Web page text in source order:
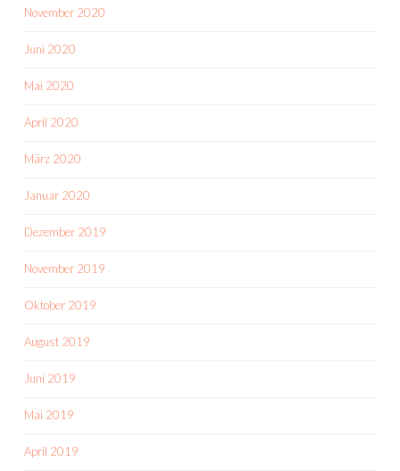
November 2020
Juni 2020
Mai 2020
April 2020
März 2020
Januar 2020
Dezember 2019
November 2019
Oktober 2019
August 2019
Juni 2019
Mai 2019
April 2019